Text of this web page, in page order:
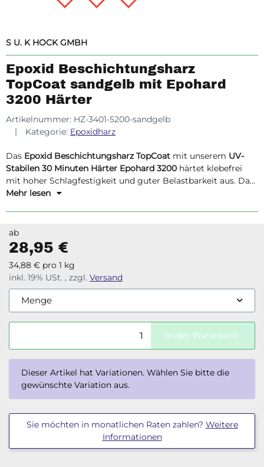
S U. K HOCK GMBH
Epoxid Beschichtungsharz
TopCoat sandgelb mit Epohard
3200 Härter
Artikelnummer: HZ-3401-5200-sandgelb
Kategorie: Epoxidharz
Das Epoxid Beschichtungsharz TopCoat mit unserem UV-
Stabilen 30 Minuten Härter Epohard 3200 härtet klebefrei
mit hoher Schlagfestigkeit und guter Belastbarkeit aus. Das
Epoxidharz ist sandgelb, lösemittelfrei, emissionsarm und
Beschichtungsharz ideal für die Beschichtung im Bootsbau,
Reparaturen und Versiegelung in der senkrechten an
Modellbau.
Mehr lesen
ab
28,95 €
34,88 € pro 1 kg
inkl. 19% USt. , zzgl. Versand
Menge
In den Warenkorb
x
Dieser Artikel hat Variationen. Wählen Sie bitte die
gewünschte Variation aus.
Sie möchten in monatlichen Raten zahlen? Weitere
Informationen